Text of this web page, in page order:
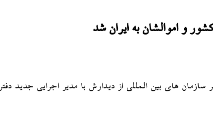
و اموالشان به ایران شد
سازمان های بین المللی از دیدارش با مدیر اجرایی جدید